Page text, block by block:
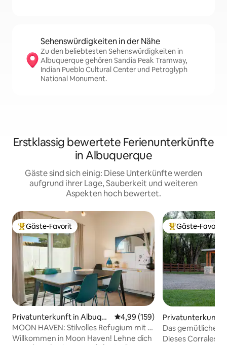
Sehenswürdigkeiten in der Nähe
Zu den beliebtesten Sehenswürdigkeiten in
Albuquerque gehören Sandia Peak Tramway,
Indian Pueblo Cultural Center und Petroglyph
National Monument.
Erstklassig bewertete Ferienunterkünfte
in Albuquerque
Gäste sind sich einig: Diese Unterkünfte werden
aufgrund ihrer Lage, Sauberkeit und weiteren
Aspekten hoch bewertet.
Beliebter Gäste-Favorit.
Gäste-Favorit
Privatunterkunft in Albuque
rque
Durchschnittliche Bewertung:
4,99 (159)
MOON HAVEN: Stilvolles Refugium mit 2
Schlafzimmern und Terrasse
Willkommen in Moon Haven! Lehne dich
Beliebter Gäste-
Gäste-Favorit
Privatunterkunft
s
Das gemütliche
Dieses Corrales